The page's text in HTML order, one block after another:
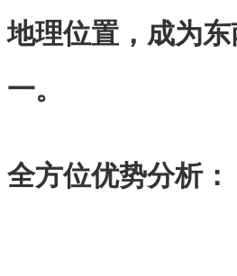
地理位置，成为
一。
全方位优势分析：